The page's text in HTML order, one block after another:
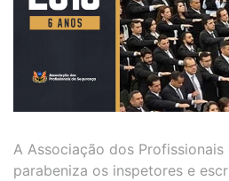
A Associação dos Profissionais
parabeniza os inspetores e